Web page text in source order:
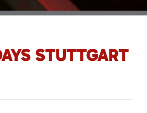
STUTTGART